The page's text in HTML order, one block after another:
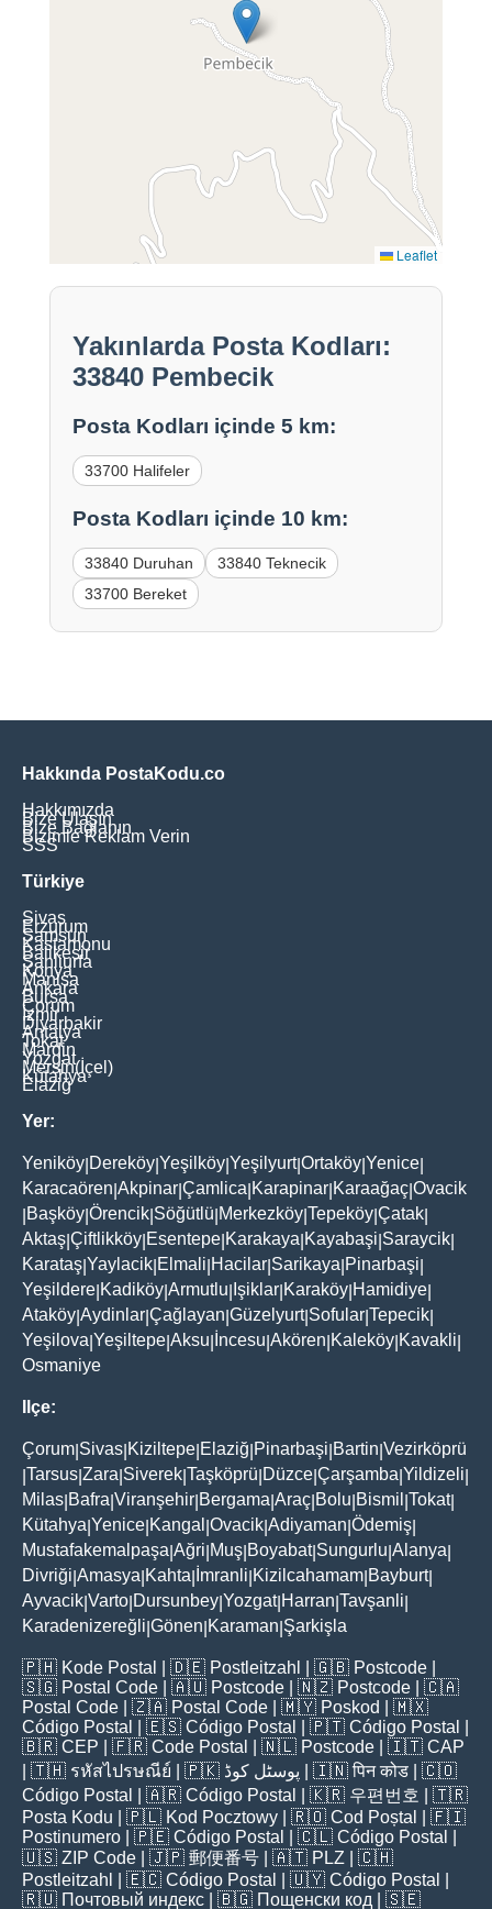
Leaflet
Yakınlarda Posta Kodları:
33840 Pembecik
Posta Kodları içinde 5 km:
33700 Halifeler
Posta Kodları içinde 10 km:
33840 Duruhan
33840 Teknecik
33700 Bereket
Hakkında PostaKodu.co
Hakkımızda
Bize Ulaşın
Bize Bağlanın
Bizimle Reklam Verin
SSS
Türkiye
Sivas
Erzurum
Samsun
Kastamonu
Balikesir
Şanliurfa
Konya
Manisa
Ankara
Bursa
Çorum
İzmir
Diyarbakir
Antalya
Tokat
Mardin
Yozgat
Mersin(İçel)
Kütahya
Elaziğ
Yer:
Yeniköy Dereköy Yeşilköy Yeşilyurt|Ortaköy Yenice
Karacaören Akpinar Çamlica Karapinar Karaağaç Ovacik
Başköy Örencik Söğütlü Merkezköy Tepeköy Çatak
Aktaş Çiftlikköy Esentepe Karakaya Kayabaşi Saraycik
Karataş Yaylacik Elmali Hacilar Sarikaya Pinarbaşi
Yeşildere Kadiköy Armutlu Işiklar Karaköy Hamidiye
Ataköy Aydinlar Çağlayan Güzelyurt| Sofular Tepecik
Yeşilova Yeşiltepe Aksu İncesu Akören Kaleköy Kavakli
Osmaniye
Ilçe:
Çorum Sivas Kiziltepe Elaziğ Pinarbaşi Bartin Vezirköprü
Tarsus Zara Siverek Taşköprü Düzce Çarşamba Yildizeli
Milas Bafra Viranşehir Bergama Araç Bolu Bismil Tokat|
Kütahya Yenice Kangal Ovacik Adiyaman Ödemiş
Mustafakemalpaşa Ağri Muş Boyabat| Sungurlu Alanya
Divriği Amasya Kahta İmranli Kizilcahamam Bayburt|
Ayvacik Varto Dursunbey Yozgat| Harran Tavşanli
Karadenizereğli Gönen Karaman Şarkişla
🇵🇭 Kode Postal | 🇩🇪 Postleitzahl | 🇬🇧 Postcode
🇸🇬 Postal Code | 🇦🇺 Postcode | 🇳🇿 Postcode | 🇨🇦
Postal Code | 🇿🇦 Postal Code | 🇲🇾 Poskod
| 🇲🇽
Código Postal
| 🇪🇸 Código Postal | 🇵🇹 Código Postal
🇧🇷 CEP | 🇫🇷 Code Postal | 🇳🇱 Postcode | 🇮🇹 CAP
| 🇹🇭 รหัสไปรษณีย์ | 🇵🇰 پوسٹل کوڈ | 🇮🇳पिन कोड | 🇨🇴
Código Postal
| 🇦🇷 Código Postal | 🇰🇷 우편번호
| 🇹🇷
Posta Kodu | 🇵🇱 Kod Pocztowy | 🇷🇴 Cod Poștal
| 🇫🇮
Postinumero | 🇵🇪 Código Postal | 🇨🇱 Código Postal
🇺🇸 ZIP Code | 🇯🇵 郵便番号 | 🇦🇹 PLZ | 🇨🇭
Postleitzahl
| 🇪🇨 Código Postal | 🇺🇾 Código Postal
🇷🇺 Почтовый индекс | 🇧🇬 Пощенски код | 🇸🇪